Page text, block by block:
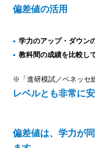
偏差値の活用
学力のアップ・ダウン
教科間の成績を比較し
※「進研模試／ベネッセ
レベルとも非常に
偏差値は、学力が